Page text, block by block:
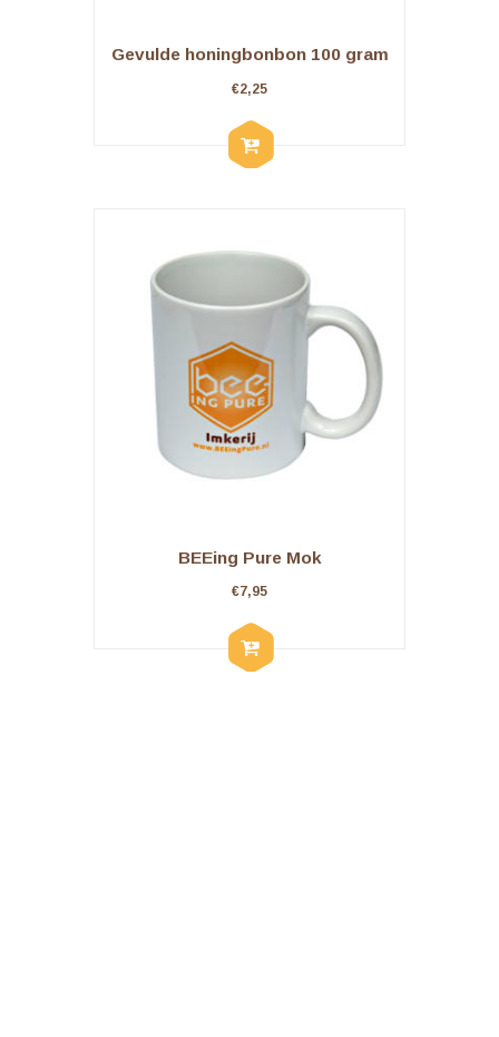
Gevulde honingbonbon 100 gram
€2,25
BEEing Pure Mok
€7,95